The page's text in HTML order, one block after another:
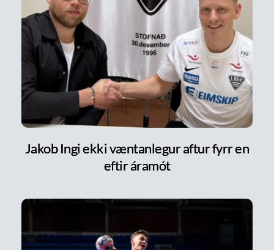
Jakob Ingi ekki væntanlegur aftur fyrr en
eftir áramót